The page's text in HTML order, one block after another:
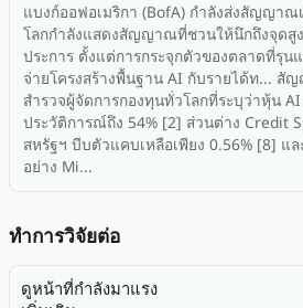
แบงก์ออฟอเมริกา (BofA) กำลังส่งสัญญาณ
โลกกำลังแสดงสัญญาณที่ชวนให้นึกถึงจุดสู
ประการ ตั้งแต่การกระจุกตัวของตลาดที่รุน
จ่ายโครงสร้างพื้นฐาน AI กับรายได้ท...
สำรวจผู้จัดการกองทุนทั่วโลกที่ระบุว่าหุ้น
ประวัติการณ์ถึง 54% [2] ส่วนต่าง Credit
สหรัฐฯ บีบตัวแคบเหลือเพียง 0.56% [8] แ
อย่าง Mi...
ทำการวิจัยต่อ
ดูหน้าที่กำลังมาแรง